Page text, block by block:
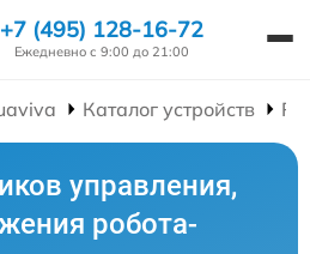
+7 (495) 128-16-72
Ежедневно с 9:00 до 21:00
Каталог устройств
управления,
робота-